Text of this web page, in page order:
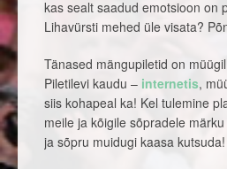
kas sealt saadud emotsioon on
Lihavürsti mehed üle visata?
Tänased mängupiletid on
Piletilevi kaudu – internetis,
siis kohapeal ka! Kel tulemine
meile ja kõigile sõpradele
ja sõpru muidugi kaasa kutsuda!